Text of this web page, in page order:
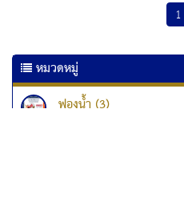
1
หมวดหมู่
ฟองน้ำ (3)